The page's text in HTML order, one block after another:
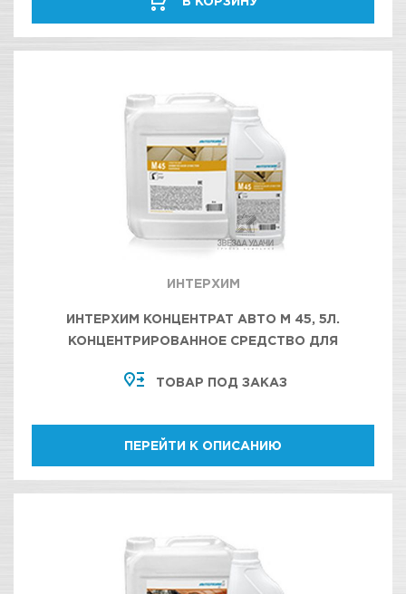
ИНТЕРХИМ
ИНТЕРХИМ КОНЦЕНТРАТ АВТО М 45, 5Л.
КОНЦЕНТРИРОВАННОЕ СРЕДСТВО ДЛЯ
ТОВАР ПОД ЗАКАЗ
ПЕРЕЙТИ К ОПИСАНИЮ